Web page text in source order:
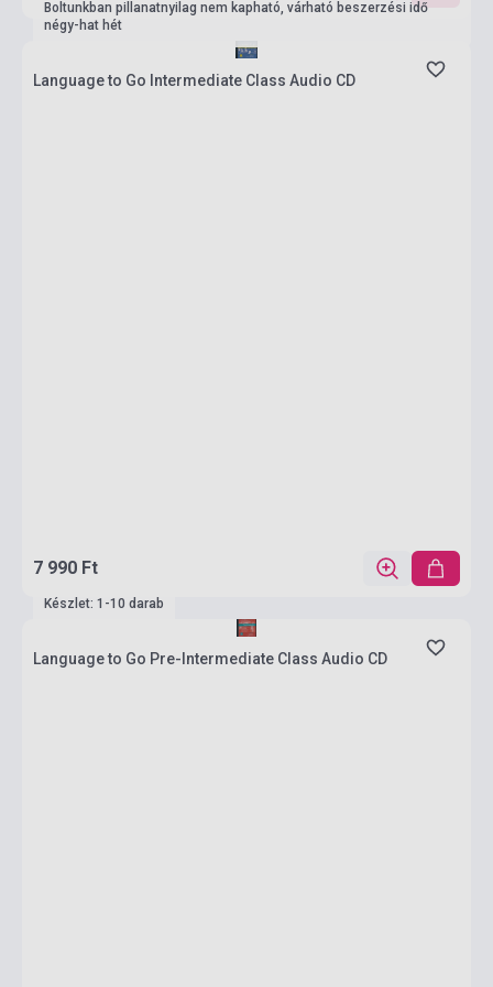
Boltunkban pillanatnyilag nem kapható, várható beszerzési idő
négy-hat hét
Language to Go Intermediate Class Audio CD
7 990 Ft
Készlet: 1-10 darab
Language to Go Pre-Intermediate Class Audio CD